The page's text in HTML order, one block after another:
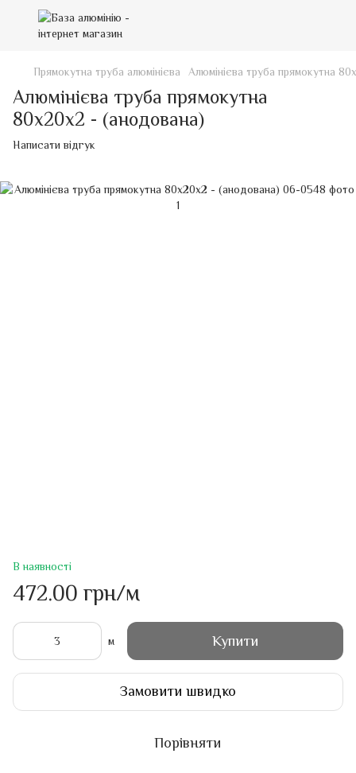
Прямокутна труба алюмінієва Алюмінієва труба прямокутна
Алюмінієва труба прямокутна
80х20х2 - (анодована)
Написати відгук
В наявності
472.00 грн/м
м Купити
Замовити швидко
Порівняти